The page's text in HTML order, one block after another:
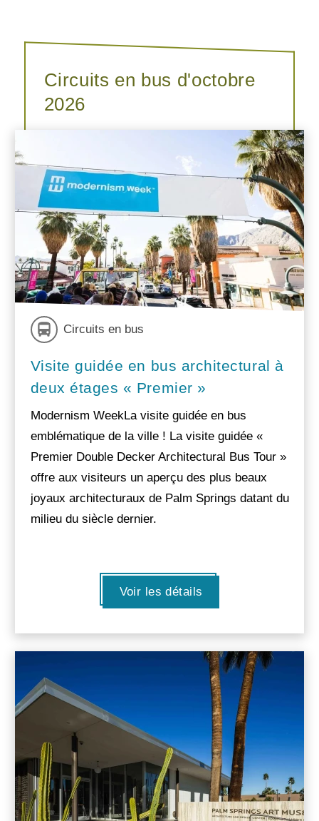
Circuits en bus d'octobre
2026
Circuits en bus
Visite guidée en bus architectural à
deux étages « Premier »
Modernism WeekLa visite guidée en bus
emblématique de la ville ! La visite guidée «
Premier Double Decker Architectural Bus Tour »
offre aux visiteurs un aperçu des plus beaux
joyaux architecturaux de Palm Springs datant du
milieu du siècle dernier.
Voir les détails